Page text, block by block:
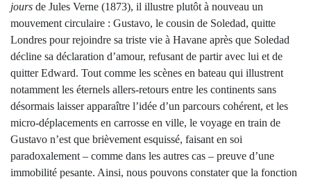
jours de Jules Verne (1873), il illustre plutôt à nouveau un
mouvement circulaire : Gustavo, le cousin de Soledad, quitte
Londres pour rejoindre sa triste vie à Havane après que Soledad
décline sa déclaration d’amour, refusant de partir avec lui et de
quitter Edward. Tout comme les scènes en bateau qui illustrent
notamment les éternels allers-retours entre les continents sans
désormais laisser apparaître l’idée d’un parcours cohérent, et les
micro-déplacements en carrosse en ville, le voyage en train de
Gustavo n’est que brièvement esquissé, faisant en soi
paradoxalement – comme dans les autres cas – preuve d’une
immobilité pesante. Ainsi, nous pouvons constater que la fonction